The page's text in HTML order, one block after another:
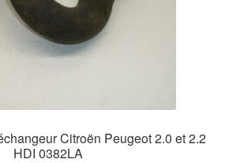
Citroën Peugeot 2.0 et 2.2
HDI 0382LA